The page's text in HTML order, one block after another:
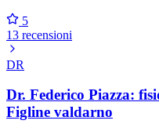
5
13 recensioni
DR
Dr. Federico Piazza:
Figline valdarno